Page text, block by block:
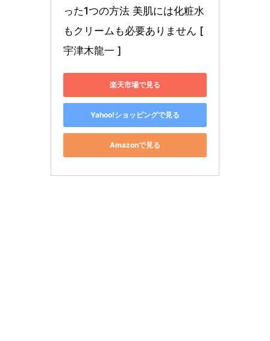
った1つの方法 美肌には化粧水
もクリームも必要ありません [
宇津木龍一 ]
楽天市場で見る
Yahoo!ショッピングで見る
Amazonで見る